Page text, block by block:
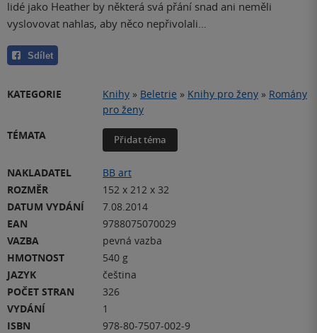
lidé jako Heather by některá svá přání snad ani neměli
vyslovovat nahlas, aby něco nepřivolali…
Sdílet
KATEGORIE Knihy » Beletrie » Knihy pro ženy » Romány
pro ženy
TÉMATA
Přidat téma
NAKLADATEL
BB art
ROZMĚR
152 x 212 x 32
DATUM VYDÁNÍ
7.08.2014
EAN
9788075070029
VAZBA
pevná vazba
HMOTNOST
540 g
JAZYK
čeština
POČET STRAN
326
VYDÁNÍ
1
ISBN
978-80-7507-002-9